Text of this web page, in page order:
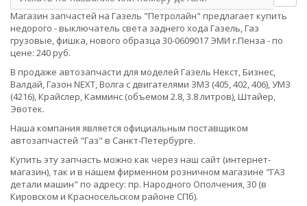
Магазин запчастей на Газель "Петролайн" предлагает купить
недорого - выключатель света заднего хода Газель, Газ
грузовые, фишка, нового образца 30-0609017 ЭМИ г.Пенза - по
цене: 240 руб.
В продаже автозапчасти для моделей Газель Некст, Бизнес,
Валдай, Газон NEXT, Волга с двигателями ЗМЗ (405, 402, 406), УМЗ
(4216), Крайслер, Камминс (объемом 2.8, 3.8 литров), Штайер,
Эвотек.
Наша компания является официальным поставщиком
автозапчастей "Газ" в Санкт-Петербурге.
Купить эту запчасть можно как через наш сайт (интернет-
магазин), так и в нашем фирменном розничном магазине "ГАЗ
детали машин" по адресу: пр. Народного Ополчения, 30 (в
Кировском и Красносельском районе СПб).